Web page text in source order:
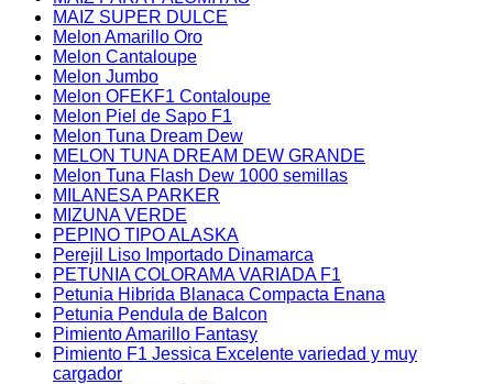
MAIZ SUPER DULCE
Melon Amarillo Oro
Melon Cantaloupe
Melon Jumbo
Melon OFEKF1 Contaloupe
Melon Piel de Sapo F1
Melon Tuna Dream Dew
MELON TUNA DREAM DEW GRANDE
Melon Tuna Flash Dew 1000 semillas
MILANESA PARKER
MIZUNA VERDE
PEPINO TIPO ALASKA
Perejil Liso Importado Dinamarca
PETUNIA COLORAMA VARIADA F1
Petunia Hibrida Blanaca Compacta Enana
Petunia Pendula de Balcon
Pimiento Amarillo Fantasy
Pimiento F1 Jessica Excelente variedad y muy
cargador